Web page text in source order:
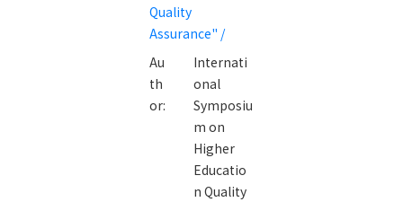
Quality
Assurance" /
Au
th
or:
Internati
onal
Symposiu
m on
Higher
Educatio
n Quality